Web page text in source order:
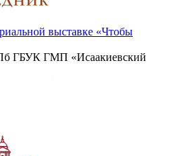
выставке «Чтобы
ГБУК ГМП «Исаакиевский